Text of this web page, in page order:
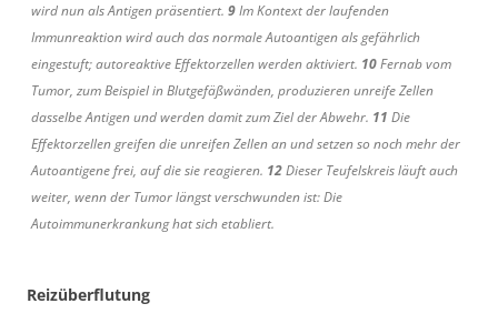
wird nun als Antigen präsentiert. 9Im Kontext der laufenden
Immunreaktion wird auch das normale Autoantigen als gefährlich
eingestuft; autoreaktive Effektorzellen werden aktiviert. 10Fernab vom
Tumor, zum Beispiel in Blutgefäßwänden, produzieren unreife Zellen
dasselbe Antigen und werden damit zum Ziel der Abwehr. 11 Die
Effektorzellen greifen die unreifen Zellen an und setzen so noch mehr der
Autoantigene frei, auf die sie reagieren. 12Dieser Teufelskreis läuft auch
weiter, wenn der Tumor längst verschwunden ist: Die
Autoimmunerkrankung hat sich etabliert.
Reizüberflutung